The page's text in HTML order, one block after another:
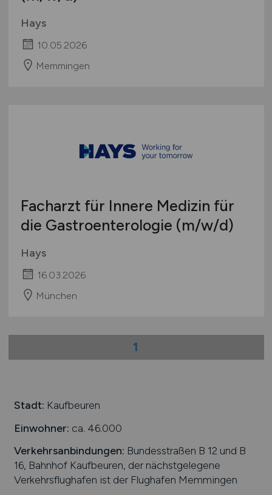
Hays
10.05.2026
Memmingen
Facharzt für Innere Medizin für
die Gastroenterologie (m/w/d)
Hays
16.03.2026
München
1
Stadt: Kaufbeuren
Einwohner: ca. 46.000
Verkehrsanbindungen: Bundesstraßen B 12 und B
16, Bahnhof Kaufbeuren, der nächstgelegene
Verkehrsflughafen ist der Flughafen Memmingen